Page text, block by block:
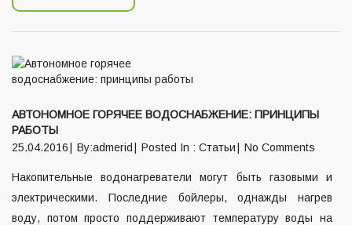
АВТОНОМНОЕ ГОРЯЧЕЕ ВОДОСНАБЖЕНИЕ: ПРИНЦИПЫ
РАБОТЫ
25.04.2016
By:admerid Posted In : Статьи No Comments
Накопительные водонагреватели могут быть газовыми и
электрическими. Последние бойлеры, однажды нагрев
воду, потом просто поддерживают температуру воды на